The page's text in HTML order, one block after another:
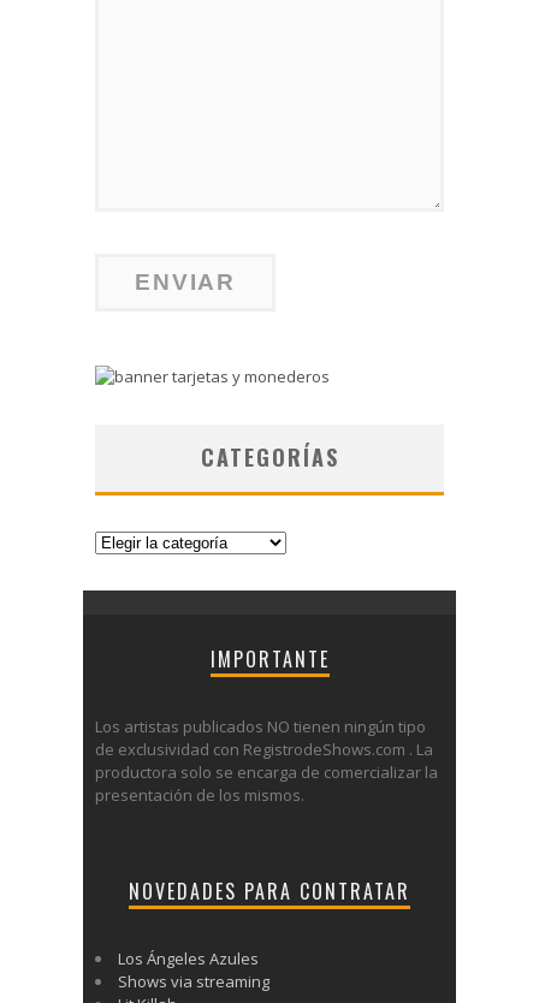
CATEGORÍAS
Categorías
IMPORTANTE
Los artistas publicados NO tienen ningún tipo
de exclusividad con RegistrodeShows.com . La
productora solo se encarga de comercializar la
presentación de los mismos.
NOVEDADES PARA CONTRATAR
Los Ángeles Azules
Shows via streaming